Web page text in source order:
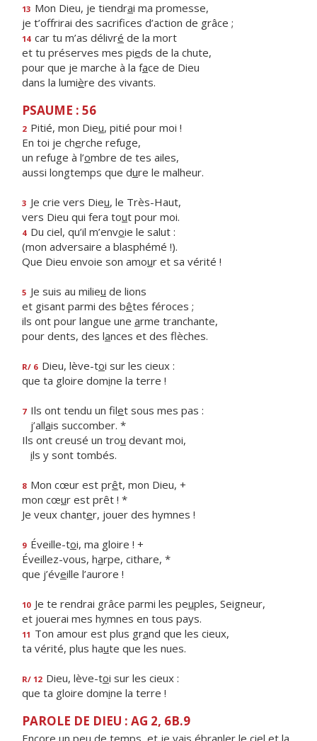
13 Mon Dieu, je tiendrai ma promesse,
je t’offrirai des sacrifces d’action de grâce ;
14 car tu m’as délivré de la mort
et tu préserves mes pieds de la chute,
pour que je marche à la face de Dieu
dans la lumière des vivants.
PSAUME : 56
2 Pitié, mon Dieu, pitié pour moi !
En toi je cherche refuge,
un refuge à l’ombre de tes ailes,
aussi longtemps que dure le malheur.
3 Je crie vers Dieu, le Très-Haut,
vers Dieu qui fera tout pour moi.
4 Du ciel, qu’il m’envoie le salut :
(mon adversaire a blasphémé !).
Que Dieu envoie son amour et sa vérité !
5 Je suis au milieu de lions
et gisant parmi des bêtes féroces ;
ils ont pour langue une arme tranchante,
pour dents, des lances et des flèches.
R/ 6 Dieu, lève-toi sur les cieux :
que ta gloire domine la terre !
7 Ils ont tendu un filet sous mes pas :
j’allais succomber. *
Ils ont creusé un trou devant moi,
ils y sont tombés.
8 Mon cœur est prêt, mon Dieu, +
mon cœur est prêt ! *
Je veux chanter, jouer des hymnes !
9 Éveille-toi, ma gloire ! +
Éveillez-vous, harpe, cithare, *
que j’éveille l’aurore !
10 Je te rendrai grâce parmi les peuples, Seigneur,
et jouerai mes hymnes en tous pays.
11 Ton amour est plus grand que les cieux,
ta vérité, plus haute que les nues.
R/ 12 Dieu, lève-toi sur les cieux :
que ta gloire domine la terre !
PAROLE DE DIEU : AG 2, 6B.9
Encore un peu de temps, et je vais ébranler le ciel et la